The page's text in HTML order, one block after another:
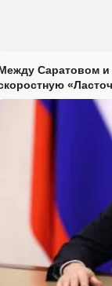
Саратовом и